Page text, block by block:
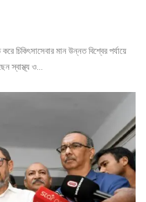
চিকিৎসাসেবার মান উন্নত বিশ্বের পর্যায়ে
স্বাস্থ্য ও…